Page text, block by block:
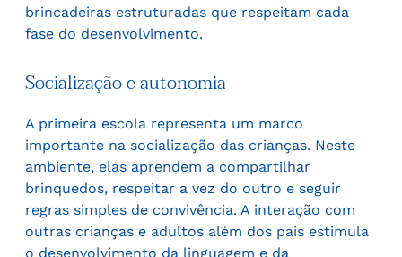
brincadeiras estruturadas que respeitam cada
fase do desenvolvimento.
Socialização e autonomia
A primeira escola representa um marco
importante na socialização das crianças. Neste
ambiente, elas aprendem a compartilhar
brinquedos, respeitar a vez do outro e seguir
regras simples de convivência. A interação com
outras crianças e adultos além dos pais estimula
o desenvolvimento da linguagem e da